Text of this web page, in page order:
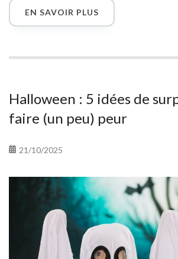
fan de films d’horreur, de vampires ou
ces suggestions sont parfaites pour créer
envoyer une carte virtuelle à vos proches !
EN SAVOIR PLUS
Halloween : 5 idées de
faire (un peu) peur
21/10/2025